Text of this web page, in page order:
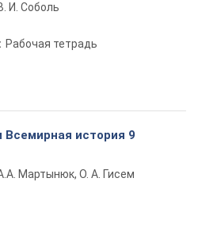
И. Соболь
Рабочая тетрадь
Всемирная история 9
Мартынюк, О. А. Гисем